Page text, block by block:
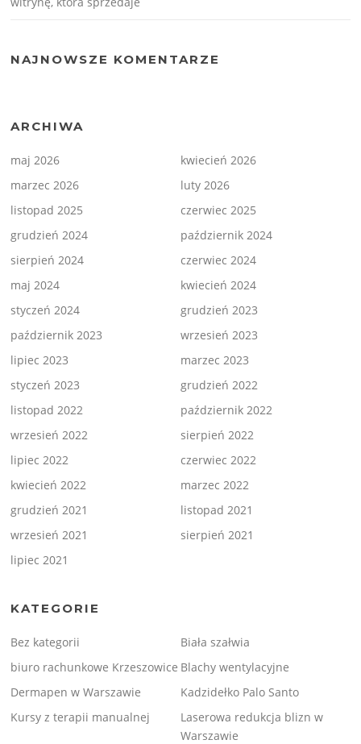
NAJNOWSZE KOMENTARZE
ARCHIWA
maj 2026
kwiecień 2026
marzec 2026
luty 2026
listopad 2025
czerwiec 2025
grudzień 2024
październik 2024
sierpień 2024
czerwiec 2024
maj 2024
kwiecień 2024
styczeń 2024
grudzień 2023
październik 2023
wrzesień 2023
lipiec 2023
marzec 2023
styczeń 2023
grudzień 2022
listopad 2022
październik 2022
wrzesień 2022
sierpień 2022
lipiec 2022
czerwiec 2022
kwiecień 2022
marzec 2022
grudzień 2021
listopad 2021
wrzesień 2021
sierpień 2021
lipiec 2021
KATEGORIE
Bez kategorii
Biała szałwia
biuro rachunkowe Krzeszowice Blachy wentylacyjne
Dermapen w Warszawie
Kadzidełko Palo Santo
Kursy z terapii manualnej
Laserowa redukcja blizn w
Warszawie